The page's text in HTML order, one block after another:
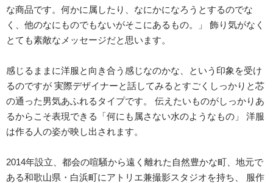
な商品です。何かに属したり、なにかになろうとするのでな
く、他のなにものでもないがそこにあるもの。」 飾り気がなく
とても素敵なメッセージだと思います。
感じるままに洋服と向き合う感じなのかな、という印象を受け
るのですが 実際デザイナーと話してみるとすごくしっかりと芯
の通った男気あふれるタイプです。 伝えたいものがしっかりあ
るからこそ表現できる「何にも属さない水のようなもの」 洋服
は作る人の姿が映し出されます。
2014年設立、都会の喧騒から遠く離れた自然豊かな町、地元で
ある和歌山県・白浜町にアトリエ兼撮影スタジオを持ち、 服作